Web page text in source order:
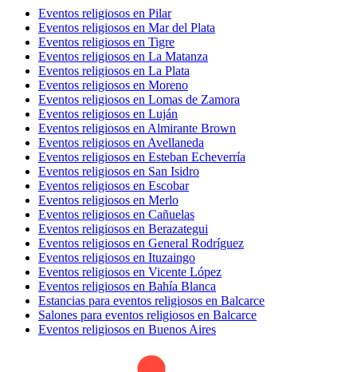
Eventos religiosos en Pilar
Eventos religiosos en Mar del Plata
Eventos religiosos en Tigre
Eventos religiosos en La Matanza
Eventos religiosos en La Plata
Eventos religiosos en Moreno
Eventos religiosos en Lomas de Zamora
Eventos religiosos en Luján
Eventos religiosos en Almirante Brown
Eventos religiosos en Avellaneda
Eventos religiosos en Esteban Echeverría
Eventos religiosos en San Isidro
Eventos religiosos en Escobar
Eventos religiosos en Merlo
Eventos religiosos en Cañuelas
Eventos religiosos en Berazategui
Eventos religiosos en General Rodríguez
Eventos religiosos en Ituzaingo
Eventos religiosos en Vicente López
Eventos religiosos en Bahía Blanca
Estancias para eventos religiosos en Balcarce
Salones para eventos religiosos en Balcarce
Eventos religiosos en Buenos Aires